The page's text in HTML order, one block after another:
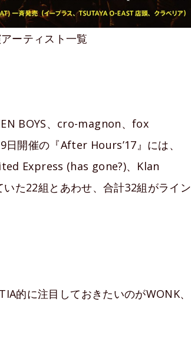
ーティスト一覧
BOYS、cro-magnon、fox
開催の『After Hours’17』には、
Express (has gone?)、Klan
た22組とあわせ、合計32組がライン
的に注目しておきたいのがWONK、